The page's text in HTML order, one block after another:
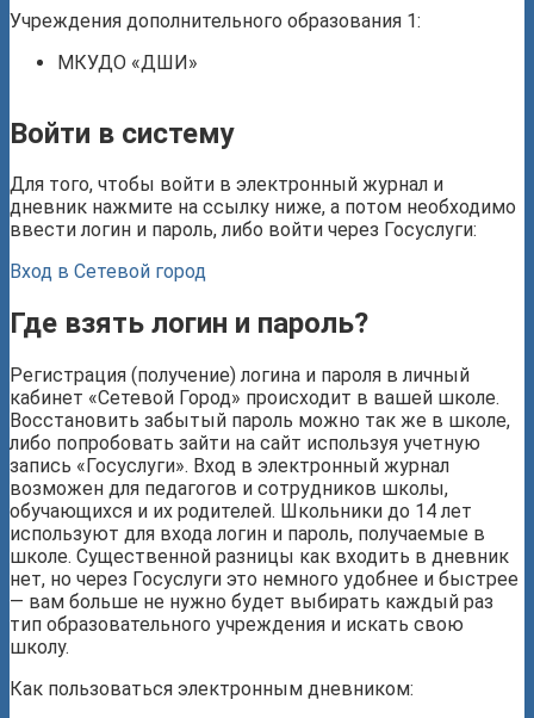
Учреждения дополнительного образования 1:
МКУДО «ДШИ»
Войти в систему
Для того, чтобы войти в электронный журнал и
дневник нажмите на ссылку ниже, а потом необходимо
ввести логин и пароль, либо войти через Госуслуги:
Вход в Сетевой город
Где взять логин и пароль?
Регистрация (получение) логина и пароля в личный
кабинет «Сетевой Город» происходит в вашей школе.
Восстановить забытый пароль можно так же в школе,
либо попробовать зайти на сайт используя учетную
запись «Госуслуги». Вход в электронный журнал
возможен для педагогов и сотрудников школы,
обучающихся и их родителей. Школьники до 14 лет
используют для входа логин и пароль, получаемые в
школе. Существенной разницы как входить в дневник
нет, но через Госуслуги это немного удобнее и быстрее
— вам больше не нужно будет выбирать каждый раз
тип образовательного учреждения и искать свою
школу.
Как пользоваться электронным дневником: